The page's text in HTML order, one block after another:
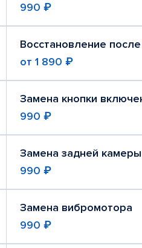
990 ₽
Восстановление
от 1 890 ₽
Замена кнопки
990 ₽
Замена задней камеры
990 ₽
Замена вибромотора
990 ₽